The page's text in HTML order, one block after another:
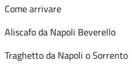
Come arrivare
Aliscafo da Napoli Beverello
Traghetto da Napoli o Sorrento